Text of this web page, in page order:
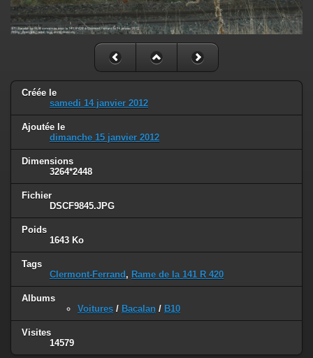
Créée le
samedi 14 janvier 2012
Ajoutée le
dimanche 15 janvier 2012
Dimensions
3264*2448
Fichier
DSCF9845.JPG
Poids
1643 Ko
Tags
Clermont-Ferrand , Rame de la 141 R 420
Albums
Voitures / Bacalan / B10
Visites
14579